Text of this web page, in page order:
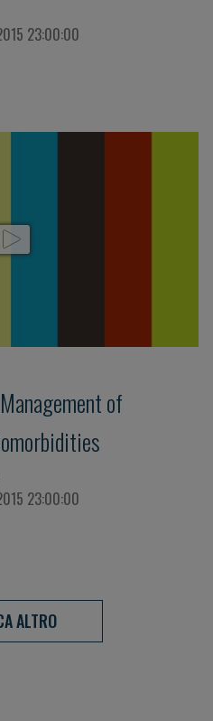
23:00:00
of
23:00:00
ALTRO